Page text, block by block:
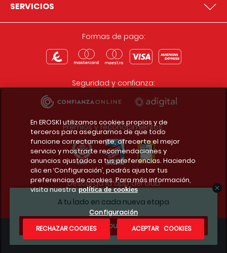
A tu lado en cada nueva etapa
¿Te apuntas?
SERVICIOS
Formas de pago:
Seguridad y confianza:
Premios y reconocimientos:
Descarga la app del club
Condiciones legales
En EROSKI utilizamos cookies propias y de
terceros para asegurarnos de que todo
funcione correctamente, ofrecerte el mejor
servicio y mostrarte recomendaciones y
anuncios ajustados a tus preferencias. Haciendo
clic en ‘Configuración’, podrás ajustar tus
preferencias de cookies. Para más información,
visita nuestra política de cookies
Configuración
RECHAZAR COOKIES
ACEPTAR COOKIES